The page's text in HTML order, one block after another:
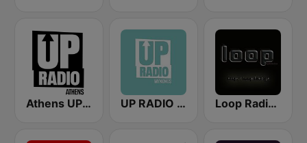
Athens UP Radio UP RADIO MYKONOS Loop Radio Station